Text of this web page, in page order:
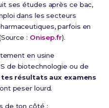
ses études après ce bac,
dans les secteurs
parfois en
: Onisep.fr).
en usine
de biotechnologie ou de
tes résultats aux examens
peser lourd.
de ton côté :